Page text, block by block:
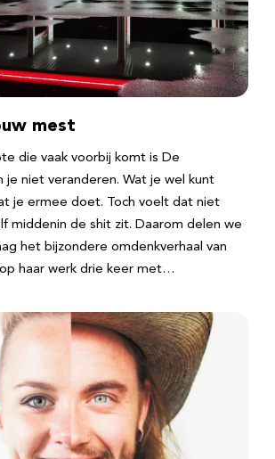
mest
die vaak voorbij komt is De
je niet veranderen. Wat je wel kunt
je ermee doet. Toch voelt dat niet
middenin de shit zit. Daarom delen we
het bijzondere omdenkverhaal van
haar werk drie keer met…